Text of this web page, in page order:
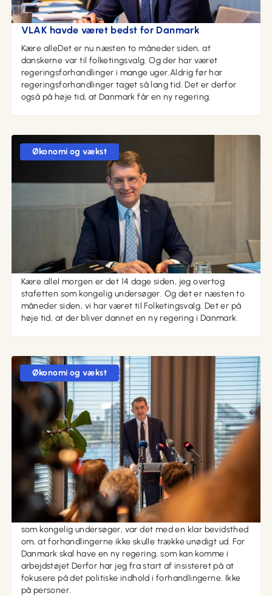
22. maj 2026 kl. 19:05
VLAK havde været bedst for Danmark
Kære alleDet er nu næsten to måneder siden, at
danskerne var til folketingsvalg. Og der har været
regeringsforhandlinger i mange uger.Aldrig før har
regeringsforhandlinger taget så lang tid. Det er derfor
også på høje tid, at Danmark får en ny regering.
Økonomi og vækst
21. maj 2026 kl. 15:42
Det er tid til at sætte politik før personer
Kære alleI morgen er det 14 dage siden, jeg overtog
stafetten som kongelig undersøger. Og det er næsten to
måneder siden, vi har været til Folketingsvalg. Det er på
høje tid, at der bliver dannet en ny regering i Danmark.
Økonomi og vækst
19. maj 2026 kl. 11:51
En VLAK-regering vil sikre et rigere, grønnere og
tryggere Danmark
Kære alleDa jeg for halvanden uge siden overtog rollen
som kongelig undersøger, var det med en klar bevidsthed
om, at forhandlingerne ikke skulle trække unødigt ud. For
Danmark skal have en ny regering, som kan komme i
arbejdstøjet.Derfor har jeg fra start af insisteret på at
fokusere på det politiske indhold i forhandlingerne. Ikke
på personer.